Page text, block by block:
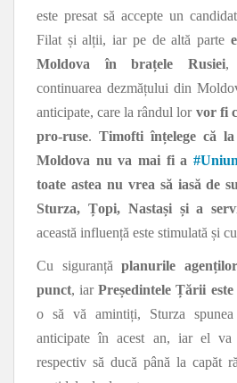
este presat să accepte un
Filat și alții, iar pe de altă parte
Moldova în brațele Rusiei,
continuarea dezmățului din
anticipate, care la rândul lor vor fi
pro-ruse. Timofti înțelege că
Moldova nu va mai fi a #
toate astea nu vrea să iasă de
Sturza, Țopi, Nastași și a
această influență este stimulată și
Cu siguranțăplanurile
punct, iarPreședintele Țării
o să vă amintiți, Sturza
anticipate în acest an, iar el va
respectiv să ducă până la capăt